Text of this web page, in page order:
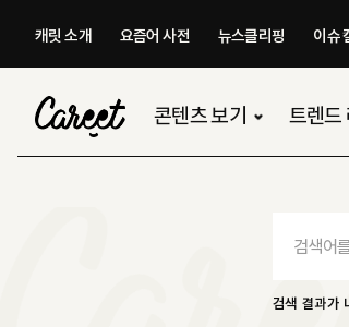
캐릿 소개 요즘어 사전 뉴스클리핑 이슈
콘텐츠 보기 트렌드
검색 결과가